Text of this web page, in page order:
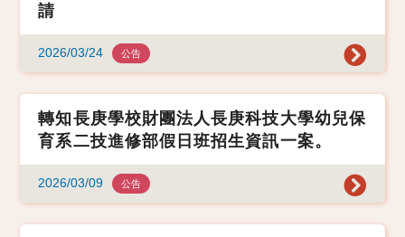
請
2026/03/24 公告
轉知長庚學校財團法人長庚科技大學幼兒保
育系二技進修部假日班招生資訊一案。
2026/03/09 公告